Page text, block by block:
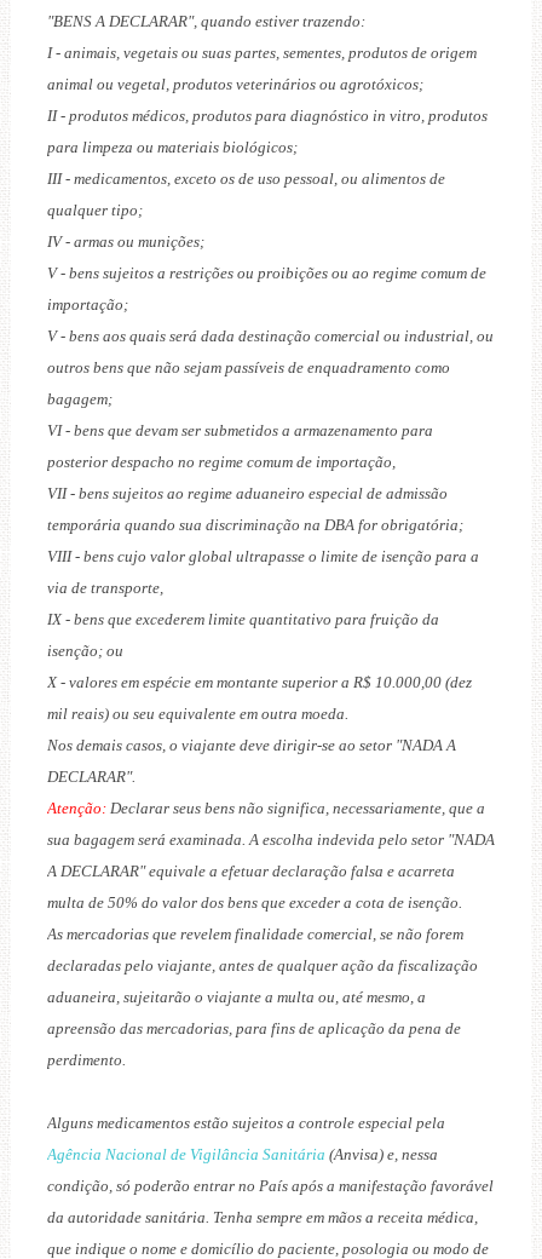
"BENS A DECLARAR", quando estiver trazendo:
I - animais, vegetais ou suas partes, sementes, produtos de origem
animal ou vegetal, produtos veterinários ou agrotóxicos;
II - produtos médicos, produtos para diagnóstico in vitro, produtos
para limpeza ou materiais biológicos;
III - medicamentos, exceto os de uso pessoal, ou alimentos de
qualquer tipo;
IV - armas ou munições;
V - bens sujeitos a restrições ou proibições ou ao regime comum de
importação;
V - bens aos quais será dada destinação comercial ou industrial, ou
outros bens que não sejam passíveis de enquadramento como
bagagem;
VI - bens que devam ser submetidos a armazenamento para
posterior despacho no regime comum de importação,
VII - bens sujeitos ao regime aduaneiro especial de admissão
temporária quando sua discriminação na DBA for obrigatória;
VIII - bens cujo valor global ultrapasse o limite de isenção para a
via de transporte,
IX - bens que excederem limite quantitativo para fruição da
isenção; ou
X - valores em espécie em montante superior a R$ 10.000,00 (dez
mil reais) ou seu equivalente em outra moeda.
Nos demais casos, o viajante deve dirigir-se ao setor "NADA A
DECLARAR".
Atenção: Declarar seus bens não significa, necessariamente, que a
sua bagagem será examinada. A escolha indevida pelo setor "NADA
A DECLARAR" equivale a efetuar declaração falsa e acarreta
multa de 50% do valor dos bens que exceder a cota de isenção.
As mercadorias que revelem finalidade comercial, se não forem
declaradas pelo viajante, antes de qualquer ação da fiscalização
aduaneira, sujeitarão o viajante a multa ou, até mesmo, a
apreensão das mercadorias, para fins de aplicação da pena de
perdimento.
Alguns medicamentos estão sujeitos a controle especial pela
Agência Nacional de Vigilância Sanitária (Anvisa) e, nessa
condição, só poderão entrar no País após a manifestação favorável
da autoridade sanitária. Tenha sempre em mãos a receita médica,
que indique o nome e domicílio do paciente, posologia ou modo de